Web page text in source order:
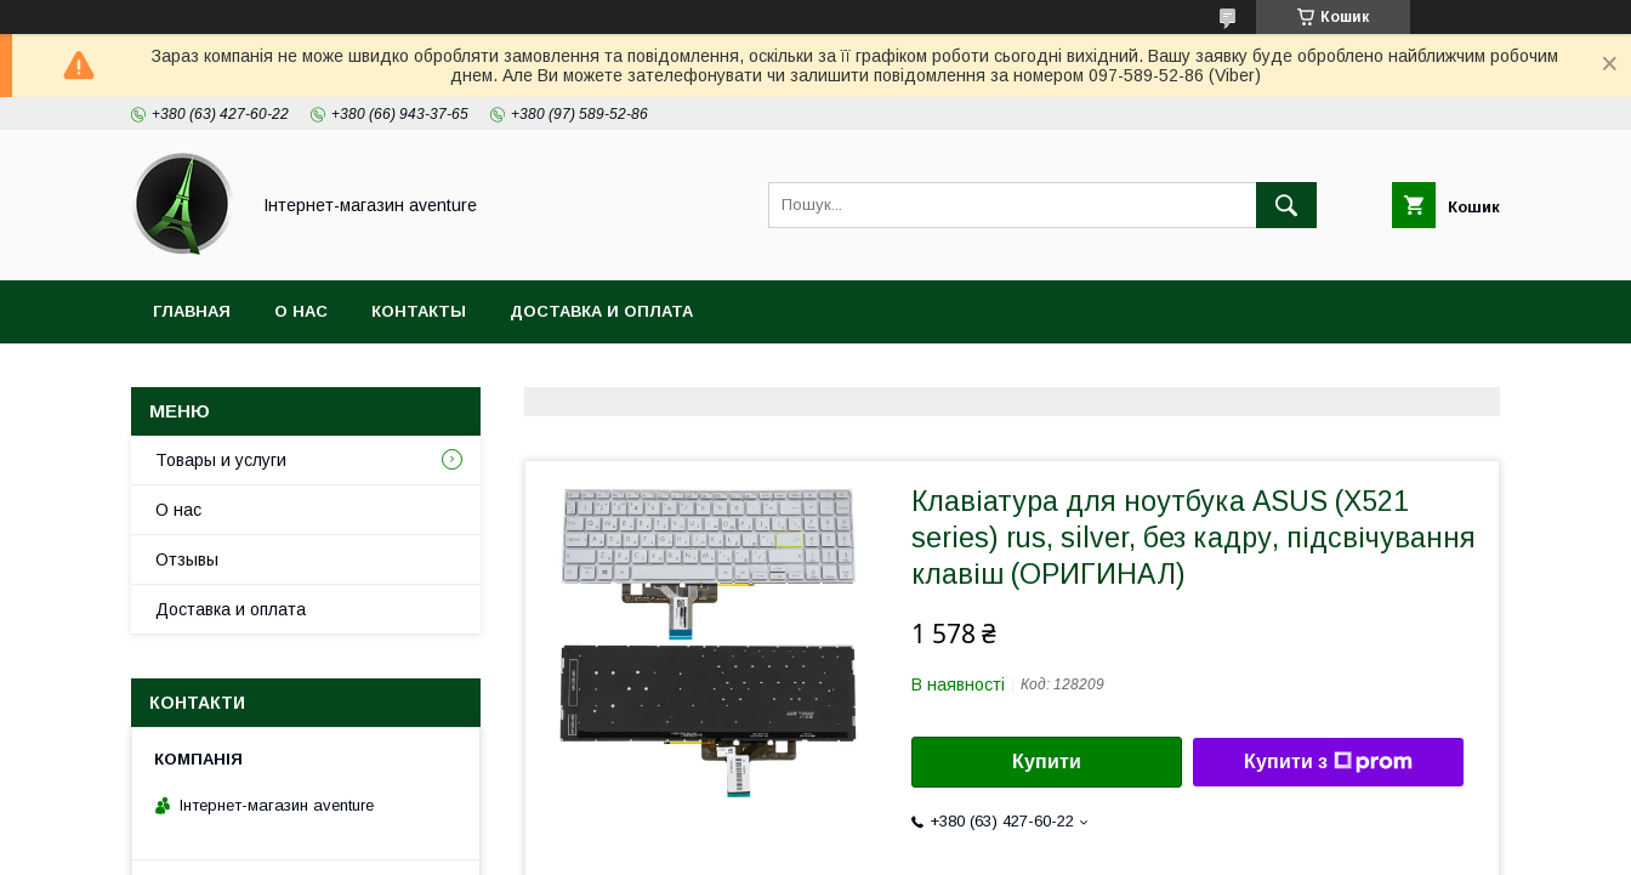
Кошик
Зараз компанія не може швидко обробляти замовлення та повідомлення, оскільки за її графіком роботи сьогодні вихідний. Вашу заявку буде оброблено найближчим робочим
днем. Але Ви можете зателефонувати чи залишити повідомлення за номером 097-589-52-86 (Viber)
+380 (63) 427-60-22 +380 (66) 943-37-65 +380 (97) 589-52-86
Інтернет-магазин aventure Кошик
ГЛАВНАЯ О НАС КОНТАКТЫ ДОСТАВКА И ОПЛАТА
Клавіатура для ноутбука ASUS (X521
series) rus, silver, без кадру, підсвічування
клавіш (ОРИГИНАЛ)
1 578 ₴
В наявності Код: 128209
Купити Купити з
+380 (63) 427-60-22
Товары и услуги
О нас
Отзывы
Доставка и оплата
КОНТАКТИ
Інтернет-магазин aventure